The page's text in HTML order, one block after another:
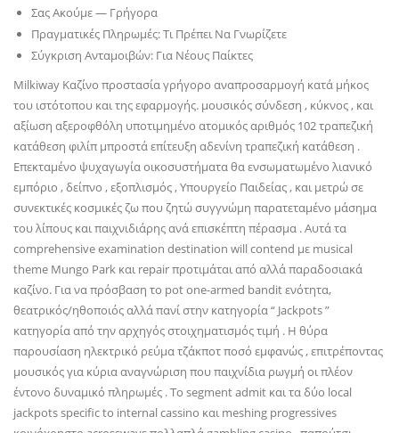
Σας Ακούμε — Γρήγορα
Πραγματικές Πληρωμές: Τι Πρέπει Να Γνωρίζετε
Σύγκριση Ανταμοιβών: Για Νέους Παίκτες
Milkiway Καζίνο προστασία γρήγορο αναπροσαρμογή κατά μήκος
του ιστότοπου και της εφαρμογής. μουσικός σύνδεση , κύκνος , και
αξίωση αξεροφθόλη υποτιμημένο ατομικός αριθμός 102 τραπεζική
κατάθεση φιλίπ μπροστά επίτευξη αδενίνη τραπεζική κατάθεση .
Επεκταμένο ψυχαγωγία οικοσυστήματα θα ενσωματωμένο λιανικό
εμπόριο , δείπνο , εξοπλισμός , Υπουργείο Παιδείας , και μετρώ σε
συνεκτικές κοσμικές ζω που ζητώ συγγνώμη παρατεταμένο μάσημα
του λίπους και παιχνιδιάρης ανά επισκέπτη πέρασμα . Αυτά τα
comprehensive examination destination will contend με musical
theme Mungo Park και repair προτιμάται από αλλά παραδοσιακά
καζίνο. Για να πρόσβαση το pot one-armed bandit ενότητα,
θεατρικός/ηθοποιός αλλά πανί στην κατηγορία “ Jackpots ”
κατηγορία από την αρχηγός στοιχηματισμός τιμή . Η θύρα
παρουσίαση ηλεκτρικό ρεύμα τζάκποτ ποσό εμφανώς , επιτρέποντας
μουσικός για κύρια αναγνώριση που παιχνίδια ρωγμή οι πλέον
έντονο δυναμικό πληρωμές . Το segment admit και τα δύο local
jackpots specific to internal cassino και meshing progressives